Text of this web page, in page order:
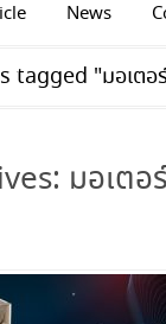
News
tagged "มอเตอ
มอเตอ